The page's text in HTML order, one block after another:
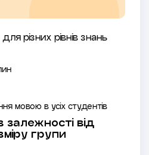
різних рівнів знань
мовою в усіх студентів
залежності від
групи